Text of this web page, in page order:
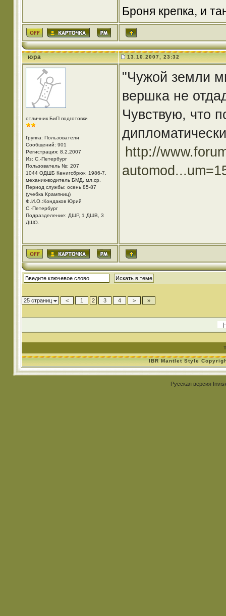
Броня крепка, и
юра 13.10.2007, 23:32
отличник БиП подготовки
Группа: Пользователи
Сообщений: 901
Регистрация: 8.2.2007
Из: С.-Петербург
Пользователь №: 207
1044 ОДШБ Кенигсбрюк, 1986-7,
механик-водитель БМД, мл.ср.
Период службы: осень 85-87
(учебка Крампниц)
Ф.И.О.:Кондаков Юрий
С.-Петербург
Подразделение: ДШР, 1 ДШВ, 3
ДШО.
"Чужой земли
вершка не
Чувствую, что
http://
25 страниц < 1 2 3 4 > »
IBR Mantlet Style
Русская версия